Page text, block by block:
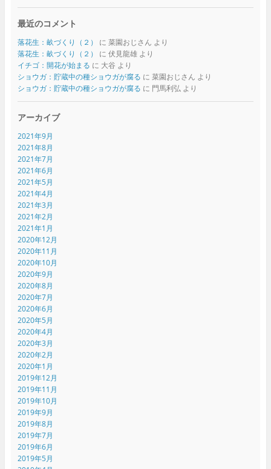
最近のコメント
落花生：畝づくり（２） に 菜園おじさん より
落花生：畝づくり（２）
に 伏見龍雄より
イチゴ：開花が始まる に 大谷 より
ショウガ：貯蔵中の種ショウガが腐る に 菜園おじさん より
ショウガ：貯蔵中の種ショウガが腐る に 門馬利弘 より
アーカイブ
2021年9月
2021年8月
2021年7月
2021年6月
2021年5月
2021年4月
2021年3月
2021年2月
2021年1月
2020年12月
2020年11月
2020年10月
2020年9月
2020年8月
2020年7月
2020年6月
2020年5月
2020年4月
2020年3月
2020年2月
2020年1月
2019年12月
2019年11月
2019年10月
2019年9月
2019年8月
2019年7月
2019年6月
2019年5月